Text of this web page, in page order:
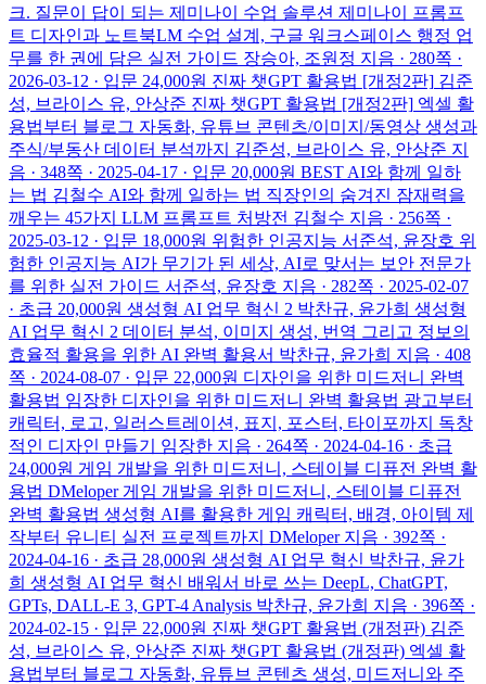
크. 질문이 답이 되는 제미나이 수업 솔루션 제미나이 프롬프
트 디자인과 노트북LM 수업 설계, 구글 워크스페이스 행정 업
무를 한 권에 담은 실전 가이드 장승아, 조원정 지음 · 280쪽 ·
2026-03-12 · 입문 24,000원 진짜 챗GPT 활용법 [개정2판] 김준
성, 브라이스 유, 안상준 진짜 챗GPT 활용법 [개정2판] 엑셀 활
용법부터 블로그 자동화, 유튜브 콘텐츠/이미지/동영상 생성과
주식/부동산 데이터 분석까지 김준성, 브라이스 유, 안상준 지
음 · 348쪽 · 2025-04-17 · 입문 20,000원 BEST AI와 함께 일하
는 법 김철수 AI와 함께 일하는 법 직장인의 숨겨진 잠재력을
깨우는 45가지 LLM 프롬프트 처방전 김철수 지음 · 256쪽 ·
2025-03-12 · 입문 18,000원 위험한 인공지능 서준석, 윤장호 위
험한 인공지능 AI가 무기가 된 세상, AI로 맞서는 보안 전문가
를 위한 실전 가이드 서준석, 윤장호 지음 · 282쪽 · 2025-02-07
· 초급 20,000원 생성형 AI 업무 혁신 2 박찬규, 윤가희 생성형
AI 업무 혁신 2 데이터 분석, 이미지 생성, 번역 그리고 정보의
효율적 활용을 위한 AI 완벽 활용서 박찬규, 윤가희 지음 · 408
쪽 · 2024-08-07 · 입문 22,000원 디자인을 위한 미드저니 완벽
활용법 임장한 디자인을 위한 미드저니 완벽 활용법 광고부터
캐릭터, 로고, 일러스트레이션, 표지, 포스터, 타이포까지 독창
적인 디자인 만들기
임장한 지음 · 264쪽 · 2024-04-16 · 초급
24,000원 게임 개발을 위한 미드저니, 스테이블 디퓨전 완벽 활
용법 DMeloper 게임 개발을 위한 미드저니, 스테이블 디퓨전
완벽 활용법 생성형 AI를 활용한 게임 캐릭터, 배경, 아이템 제
작부터 유니티 실전 프로젝트까지 DMeloper 지음 · 392쪽 ·
2024-04-16 · 초급 28,000원 생성형 AI 업무 혁신 박찬규, 윤가
희 생성형 AI 업무 혁신 배워서 바로 쓰는 DeepL, ChatGPT,
GPTs, DALL-E 3, GPT-4 Analysis 박찬규, 윤가희 지음 · 396쪽 ·
2024-02-15 · 입문 22,000원 진짜 챗GPT 활용법 (개정판) 김준
성, 브라이스 유, 안상준 진짜 챗GPT 활용법 (개정판) 엑셀 활
용법부터 블로그 자동화, 유튜브 콘텐츠 생성, 미드저니와 주